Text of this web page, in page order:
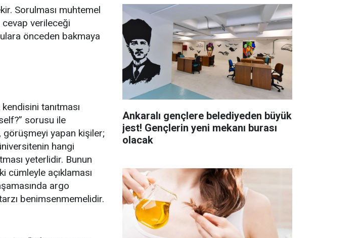
Sorulması muhtemel
cevap verileceği
önceden bakmaya
tanıtması
sorusu ile
görüşmeyi yapan kişiler;
hangi
yeterlidir. Bunun
cümleyle açıklaması
argo
benimsenmemelidir.
Ankaralı gençlere belediyeden büyük
jest! Gençlerin yeni mekanı burası
olacak